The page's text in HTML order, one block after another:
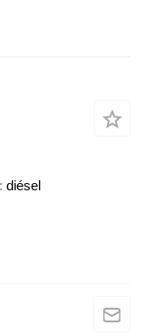
diésel